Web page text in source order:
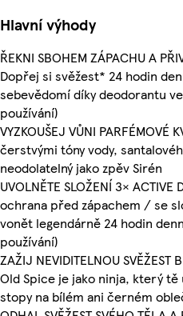
Hlavní výhody
ŘEKNI SBOHEM ZÁPACHU A
Dopřej si svěžest* 24 hodin
sebevědomí díky deodorantu
používání)
VYZKOUŠEJ VŮNI PARFÉMOVÉ
čerstvými tóny vody,
neodolatelný jako zpěv Sirén
UVOLNĚTE SLOŽENÍ 3×
ochrana před zápachem / se
vonět legendárně 24 hodin
používání)
ZAŽIJ NEVIDITELNOU
Old Spice je jako ninja, který
stopy na bílém ani černém